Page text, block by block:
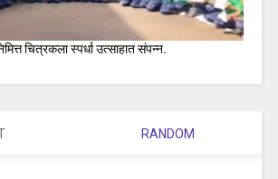
चित्रकला स्पर्धा उत्साहात संपन्न.
RANDOM